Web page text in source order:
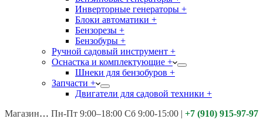
Инверторные генераторы +
Блоки автоматики +
Бензорезы +
Бензобуры +
Ручной садовый инструмент +
Оснастка и комплектующие +
Шнеки для бензобуров +
Запчасти +
Двигатели для садовой техники +
Магазины: Калуга ул. Московская д.113
Пн-Пт 9:00–18:00 Сб 9:00-15:00 | +7 (910) 915-97-97